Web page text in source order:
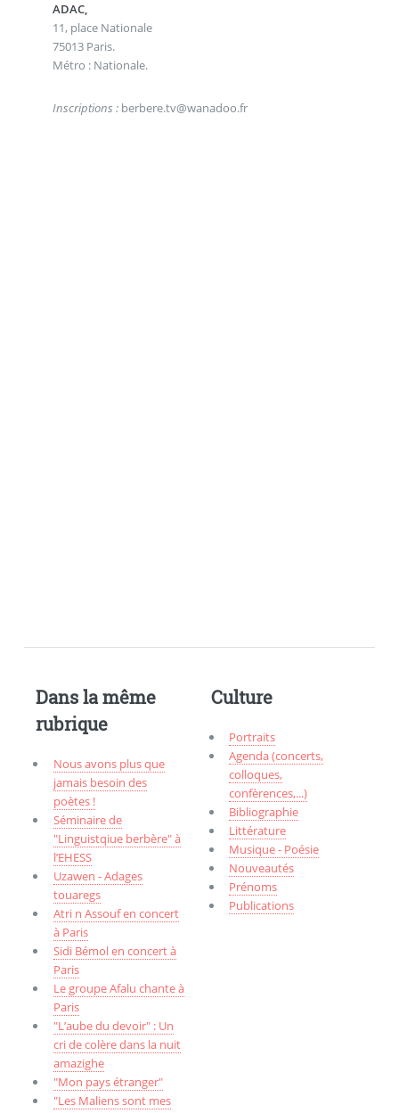
ADAC,
11, place Nationale
75013 Paris.
Métro : Nationale.
Inscriptions :berbere.tv@wanadoo.fr
Dans la même
rubrique
Nous avons plus que
jamais besoin des
poètes !
Séminaire de
"Linguistqiue berbère" à
l’EHESS
Uzawen - Adages
touaregs
Atri n Assouf en concert
à Paris
Sidi Bémol en concert à
Paris
Le groupe Afalu chante à
Paris
"L’aube du devoir" : Un
cri de colère dans la nuit
amazighe
"Mon pays étranger"
"Les Maliens sont mes
Culture
Portraits
Agenda (concerts,
colloques,
confèrences,...)
Bibliographie
Littérature
Musique - Poésie
Nouveautés
Prénoms
Publications